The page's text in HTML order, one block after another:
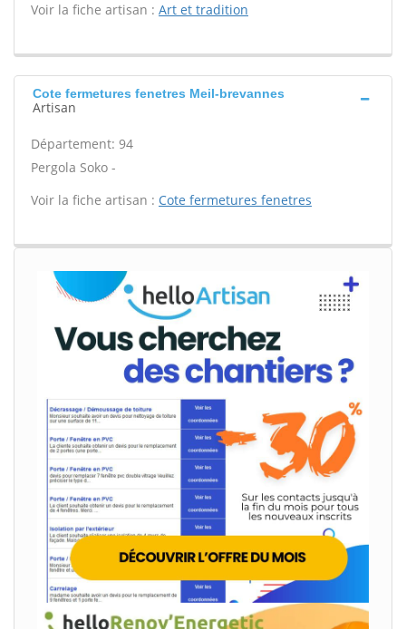
Voir la fiche artisan : Art et tradition
Cote fermetures fenetres Meil-brevannes
Artisan
Département: 94
Pergola Soko -
Voir la fiche artisan : Cote fermetures fenetres